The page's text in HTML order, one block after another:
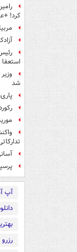
کرد!
استعفا
شد
رکورد
آپ